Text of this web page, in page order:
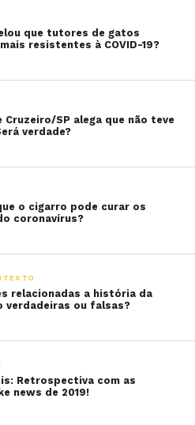
que tutores de gatos
resistentes à COVID-19?
Cruzeiro/SP alega que não teve
verdade?
o cigarro pode curar os
coronavírus?
relacionadas a história da
verdadeiras ou falsas?
Retrospectiva com as
news de 2019!